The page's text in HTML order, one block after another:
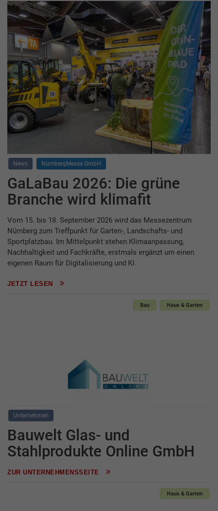
News NürnbergMesse GmbH
GaLaBau 2026: Die grüne
Branche wird klimafit
Vom 15. bis 18. September 2026 wird das Messezentrum
Nürnberg zum Treffpunkt für Garten-, Landschafts- und
Sportplatzbau. Im Mittelpunkt stehen Klimaanpassung,
Nachhaltigkeit und Fachkräfte, erstmals ergänzt um einen
eigenen Raum für Digitalisierung und KI.
JETZT LESEN
Bau Haus & Garten
Unternehmen
Bauwelt Glas- und
Stahlprodukte Online GmbH
ZUR UNTERNEHMENSSEITE
Haus & Garten